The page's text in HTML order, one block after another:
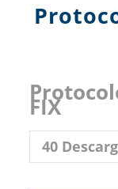
FIX
40